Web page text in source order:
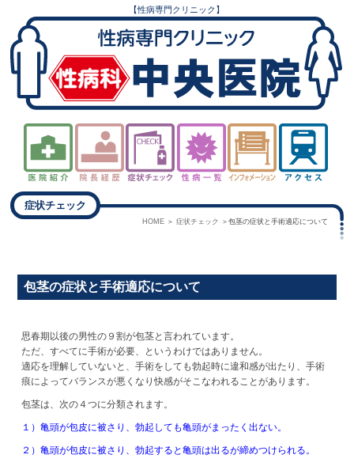
【性病専門クリニック】
HOME 症状チェック 包茎の症状と手術適応について
症状チェック
包茎の症状と手術適応について
思春期以後の男性の９割が包茎と言われています。
ただ、すべてに手術が必要、というわけではありません。
適応を理解していないと、手術をしても勃起時に違和感が出たり、手術
痕によってバランスが悪くなり快感がそこなわれることがあります。
包茎は、次の４つに分類されます。
１）亀頭が包皮に被さり、勃起しても亀頭がまったく出ない。
２）亀頭が包皮に被さり、勃起すると亀頭は出るが締めつけられる。